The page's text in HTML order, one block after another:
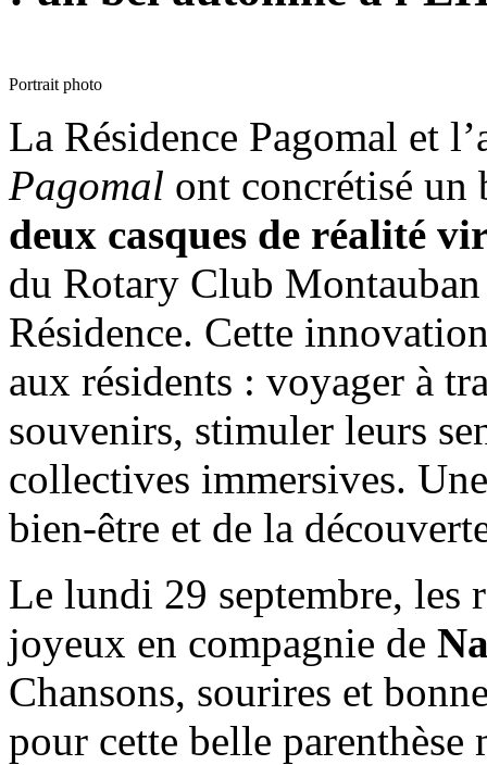
Portrait photo
La Résidence Pagomal et
Pagomal ont concrétisé un
deux casques de réalité
du Rotary Club
Résidence. Cette
aux résidents : voyager à
souvenirs, stimuler leurs
collectives immersives.
bien-être et de la
Le lundi 29 septembre, les
joyeux en compagnie de
Chansons, sourires et
pour cette belle parenthèse